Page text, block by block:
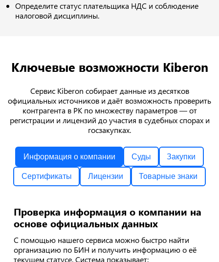
Определите статус плательщика НДС и соблюдение
налоговой дисциплины.
Ключевые возможности Kiberon
Сервис Kiberon собирает данные из десятков
официальных источников и даёт возможность проверить
контрагента в РК по множеству параметров — от
регистрации и лицензий до участия в судебных спорах и
госзакупках.
Информация о компании Суды Закупки
Сертификаты Лицензии Товарные знаки
Проверка информация о компании на
основе официальных данных
С помощью нашего сервиса можно быстро найти
организацию по БИН и получить информацию о её
текущем статусе. Система показывает: